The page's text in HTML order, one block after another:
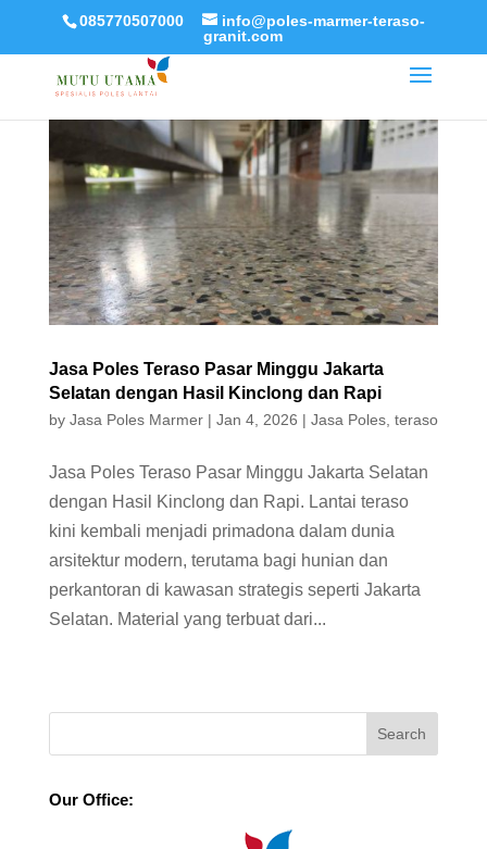
085770507000
info@poles-marmer-teraso-
granit.com
Jasa Poles Teraso Pasar Minggu Jakarta
Selatan dengan Hasil Kinclong dan Rapi
by Jasa Poles Marmer| Jan 4, 2026 | Jasa Poles, teraso
Jasa Poles Teraso Pasar Minggu Jakarta Selatan
dengan Hasil Kinclong dan Rapi. Lantai teraso
kini kembali menjadi primadona dalam dunia
arsitektur modern, terutama bagi hunian dan
perkantoran di kawasan strategis seperti Jakarta
Selatan. Material yang terbuat dari...
Our Office: